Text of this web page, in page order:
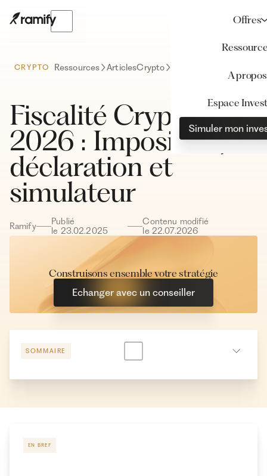
Offres
A propos
Espace
Simuler mon
CRYPTO Ressources ArticlesCrypto
Fiscalité Crypto en
2026 : Imposition,
déclaration et
simulateur
Ramify
Publié
le 23.02.2025
Contenu modifié
le 22.07.2026
Construisons ensemble votre stratégie
Echanger avec un conseiller
SOMMAIRE
EN BREF